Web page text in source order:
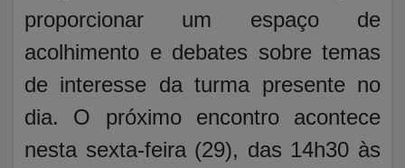
proporcionar um espaço de
acolhimento e debates sobre temas
de interesse da turma presente no
dia. O próximo encontro acontece
nesta sexta-feira (29), das 14h30 às